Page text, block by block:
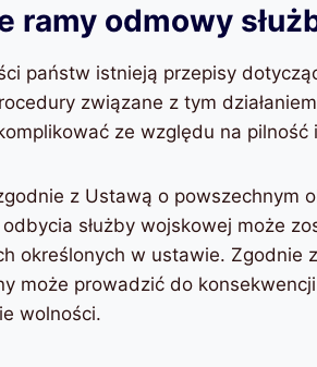
ramy odmowy
państw istnieją przepisy
związane z tym
ze względu na pilność
z Ustawą o powszechnym
służby wojskowej może
określonych w ustawie. Zgodnie
może prowadzić do
wolności.